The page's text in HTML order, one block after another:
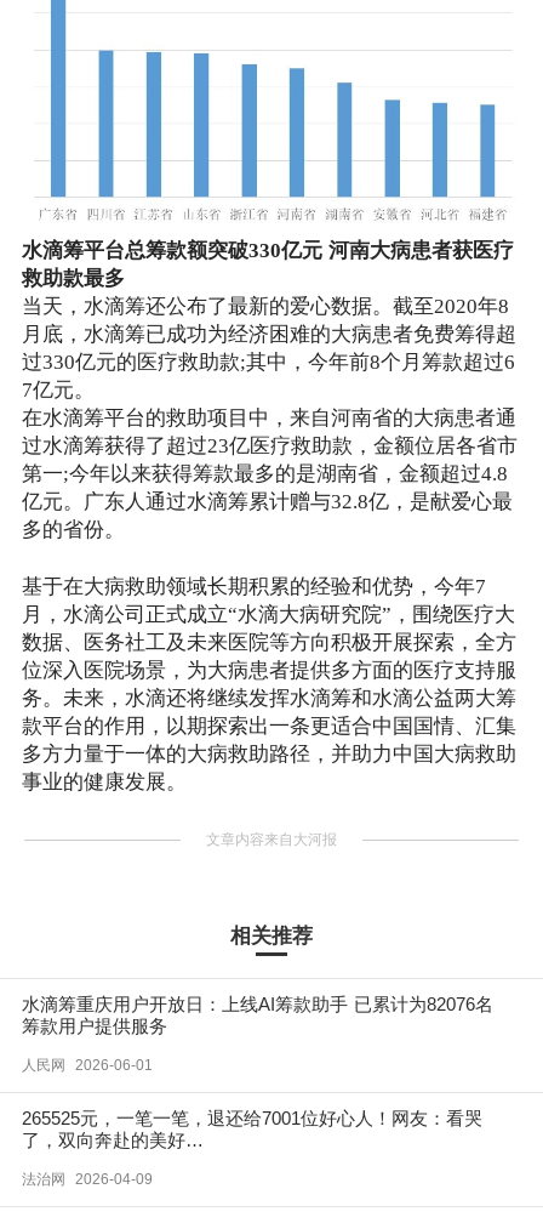
水滴筹平台总筹款额突破330亿元 河南大病患者获医疗
救助款最多
当天，水滴筹还公布了最新的爱心数据。截至2020年8
月底，水滴筹已成功为经济困难的大病患者免费筹得超
过330亿元的医疗救助款;其中，今年前8个月筹款超过6
7亿元。
在水滴筹平台的救助项目中，来自河南省的大病患者通
过水滴筹获得了超过23亿医疗救助款，金额位居各省市
第一;今年以来获得筹款最多的是湖南省，金额超过4.8
亿元。广东人通过水滴筹累计赠与32.8亿，是献爱心最
多的省份。
基于在大病救助领域长期积累的经验和优势，今年7
月，水滴公司正式成立“水滴大病研究院”，围绕医疗大
数据、医务社工及未来医院等方向积极开展探索，全方
位深入医院场景，为大病患者提供多方面的医疗支持服
务。未来，水滴还将继续发挥水滴筹和水滴公益两大筹
款平台的作用，以期探索出一条更适合中国国情、汇集
多方力量于一体的大病救助路径，并助力中国大病救助
事业的健康发展。
文章内容来自大河报
相关推荐
水滴筹重庆用户开放日：上线AI筹款助手 已累计为82076名
筹款用户提供服务
人民网 2026-06-01
265525元，一笔一笔，退还给7001位好心人！网友：看哭
了，双向奔赴的美好…
法治网 2026-04-09